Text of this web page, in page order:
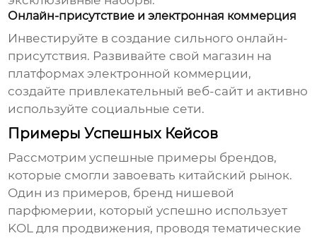
Онлайн-присутствие и электронная коммерция
Инвестируйте в создание сильного онлайн-
присутствия. Развивайте свой магазин на
платформах электронной коммерции,
создайте привлекательный веб-сайт и активно
используйте социальные сети.
Примеры Успешных Кейсов
Рассмотрим успешные примеры брендов,
которые смогли завоевать китайский рынок.
Один из примеров, бренд нишевой
парфюмерии, который успешно использует
KOL для продвижения, проводя тематические